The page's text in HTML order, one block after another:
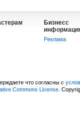
Бизнесс
Реклама
что согласны с
Commons License.